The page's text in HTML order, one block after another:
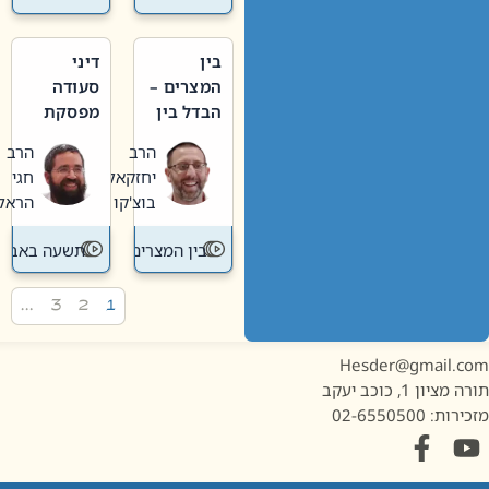
בין
המצרים –
הבדל בין
חדשה
לישנה
הרב
יחזקאל
בוצ'קו
בין המצרים
דיני
סעודה
מפסקת
תשעה
באב
הרב
חגי
הראל
תשעה באב
1, כוכב יעקב
02-6550500